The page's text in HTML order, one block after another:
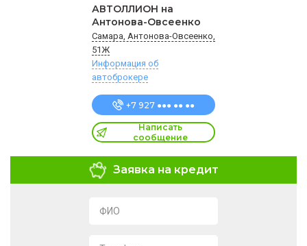
АВТОЛЛИОН на
Антонова-Овсеенко
Самара, Антонова-Овсеенко,
51Ж
Информация об
автоброкере
+7 927 ●●● ●● ●●
Написать
сообщение
Заявка на кредит
ФИО